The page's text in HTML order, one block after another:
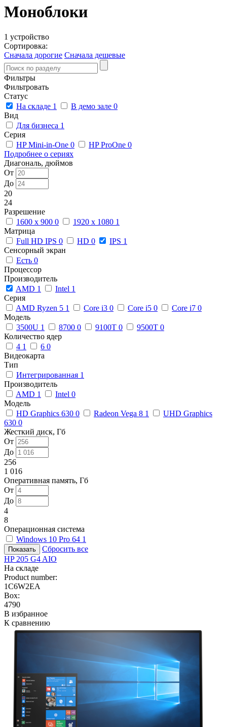
Моноблоки
1 устройство
Сортировка:
Сначала дорогие Сначала дешевые
Фильтры
Фильтровать
Статус
На складе 1 В демо зале 0
Вид
Для бизнеса 1
Серия
HP Mini-in-One 0 HP ProOne 0
Подробнее о сериях
Диагональ, дюймов
От
До
20
24
Разрешение
1600 x 900 0 1920 x 1080 1
Матрица
Full HD IPS 0 HD 0 IPS 1
Сенсорный экран
Есть 0
Процессор
Производитель
AMD 1 Intel 1
Серия
AMD Ryzen 5 1 Core i3 0 Core i5 0 Core i7 0
Модель
3500U 1 8700 0 9100T 0 9500T 0
Количество ядер
4 1 6 0
Видеокарта
Тип
Интегрированная 1
Производитель
AMD 1 Intel 0
Модель
HD Graphics 630 0 Radeon Vega 8 1
UHD Graphics
630 0
Жесткий диск, Гб
От
До
256
1 016
Оперативная память, Гб
От
До
4
8
Операционная система
Windows 10 Pro 64 1
Сбросить все
HP 205 G4 AIO
На складе
Product number:
1C6W2EA
Box:
4790
В избранное
К сравнению